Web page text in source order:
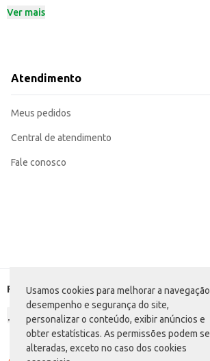
Usamos cookies para melhorar a
desempenho e segurança do site,
personalizar o conteúdo, exibir anúncios e
obter estatísticas. As permissões podem
alteradas, exceto no caso dos cookies
Dicas de uso:
O Refrigerante D'Fonte Flash Baína oferece um
Marca: D'Fonte
Departamento: Bebidas
Conteúdo: 2L
Ver mais
Atendimento
Meus pedidos
Central de atendimento
Fale conosco
Formas de pagamento